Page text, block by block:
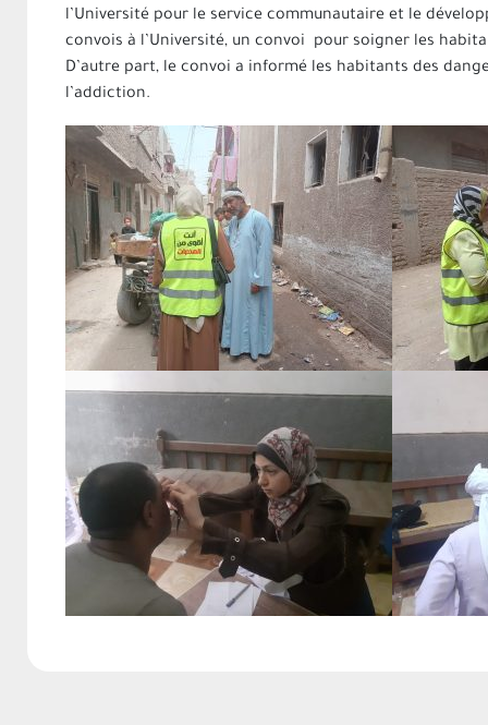
l’Université pour le service communautaire et le
convois à l’Université, un convoi pour soigner les
D’autre part, le convoi a informé les habitants des
l’addiction.